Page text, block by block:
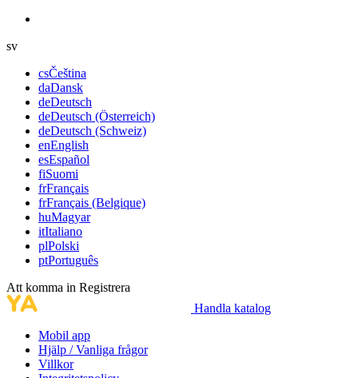
sv
csČeština
daDansk
deDeutsch
deDeutsch (Österreich)
deDeutsch (Schweiz)
enEnglish
esEspañol
fiSuomi
frFrançais
frFrançais (Belgique)
huMagyar
itItaliano
plPolski
ptPortuguês
Att komma in Registrera
Handla katalog
Mobil app
Hjälp / Vanliga frågor
Villkor